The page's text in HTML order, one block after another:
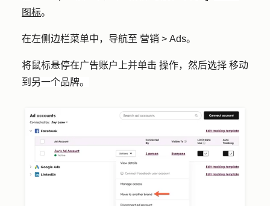
图标。
在左侧边栏菜单中，导航至 营销 > Ads。
将鼠标悬停在广告账户上并单击 操作，然后选择 移动
到另一个品牌。